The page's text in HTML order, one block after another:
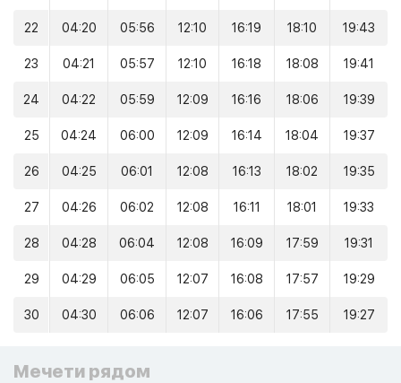
22 04:20 05:56 12:10 16:19 18:10 19:43
23 04:21 05:57 12:10 16:18 18:08 19:41
24 04:22 05:59 12:09 16:16 18:06 19:39
25 04:24 06:00 12:09 16:14 18:04 19:37
26 04:25 06:01 12:08 16:13 18:02 19:35
27 04:26 06:02 12:08 16:11 18:01 19:33
28 04:28 06:04 12:08 16:09 17:59 19:31
29 04:29 06:05 12:07 16:08 17:57 19:29
30 04:30 06:06 12:07 16:06 17:55 19:27
Мечети рядом